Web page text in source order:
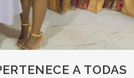
A TODAS